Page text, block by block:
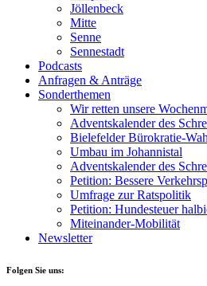
Jöllenbeck
Mitte
Senne
Sennestadt
Podcasts
Anfragen & Anträge
Sonderthemen
Wir retten unsere
Adventskalender des
Bielefelder Bürokratie-
Umbau im Johannistal
Adventskalender des
Petition: Bessere
Umfrage zur Ratspolitik
Petition: Hundesteuer
Miteinander-Mobilität
Newsletter
Folgen Sie uns: